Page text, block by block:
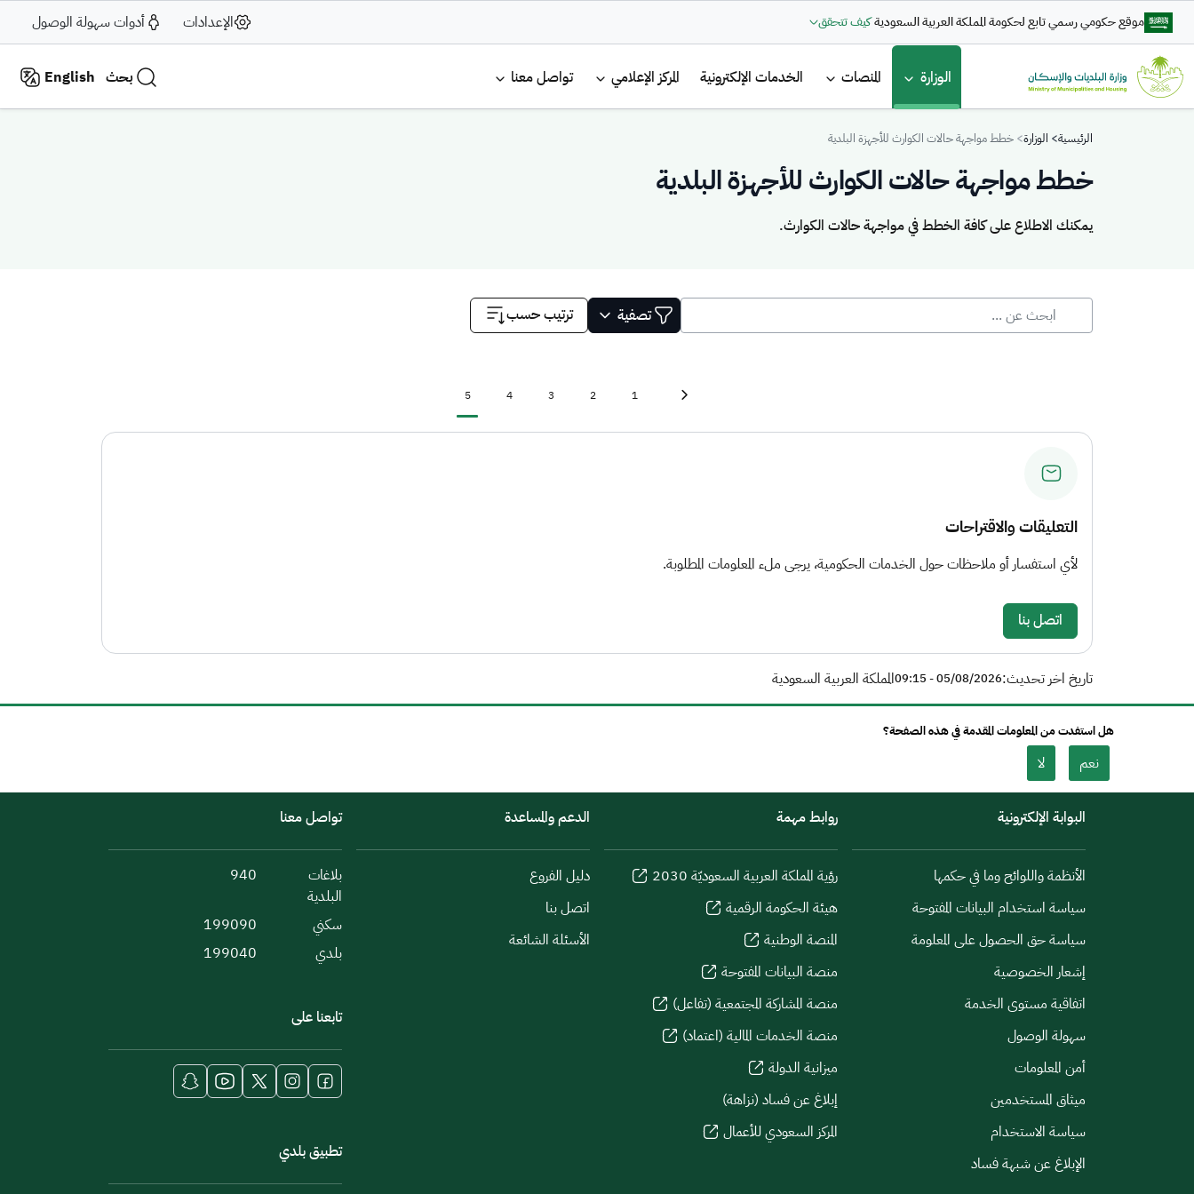
تجاوز إلى المحتوى الرئيسي
موقع حكومي رسمي تابع لحكومة المملكة العربية السعوديةكيف تتحقق الإعدادات أدوات سهولة الوصول
القائمة الرئيسية
الوزارة المنصات الخدمات الإلكترونية المركز الإعلامي تواصل معنا بحث English
Breadcrumb
الرئيسية الوزارة خطط مواجهة حالات الكوارث للأجهزة البلدية
خطط مواجهة حالات الكوارث للأجهزة البلدية
يمكنك الاطلاع على كافة الخطط في مواجهة حالات الكوارث.
تصفية ترتيب حسب
First page
Page1
Page
2
Page
3
Page
4
Current page
5
التعليقات والاقتراحات
لأي استفسار أو ملاحظات حول الخدمات الحكومية، يرجى ملء المعلومات المطلوبة.
اتصل بنا
تاريخ اخر تحديث:05/08/2026 - 09:15 المملكة العربية السعودية
هل استفدت من المعلومات المقدمة في هذه الصفحة؟
نعم لا
البوابة الإلكترونية
الأنظمة واللوائح وما في حكمها
سياسة استخدام البيانات المفتوحة
سياسة حق الحصول على المعلومة
إشعار الخصوصية
اتفاقية مستوى الخدمة
سهولة الوصول
أمن المعلومات
ميثاق المستخدمين
سياسة الاستخدام
الإبلاغ عن شبهة فساد
روابط مهمة
رؤية المملكة العربية السعوديّة 2030
هيئة الحكومة الرقمية
المنصة الوطنية
منصة البيانات المفتوحة
منصة المشاركة المجتمعية (تفاعل)
منصة الخدمات المالية (اعتماد)
ميزانية الدولة
إبلاغ عن فساد (نزاهة)
المركز السعودي للأعمال
الدعم والمساعدة
دليل الفروع
اتصل بنا
الأسئلة الشائعة
تواصل معنا
بلاغات
البلدية
940
سكني
199090
بلدي
199040
تابعنا على
تطبيق بلدي